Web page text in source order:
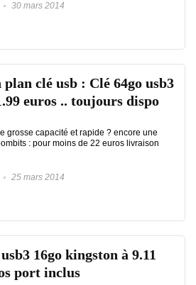
30 mars 2014
plan clé usb : Clé 64go usb3
euros .. toujours dispo
grosse capacité et rapide ? encore une
: pour moins de 22 euros livraison
25 mars 2014
16go kingston à 9.11
port inclus